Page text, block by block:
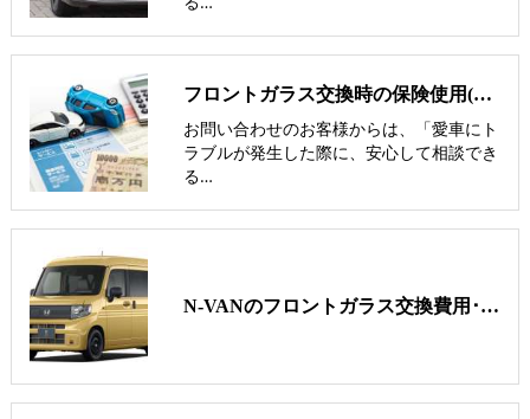
フロントガラス交換時の保険使用(保険修理と実費修理の見極め)
お問い合わせのお客様からは、「愛車にト
ラブルが発生した際に、安心して相談でき
る…
N-VANのフロントガラス交換費用･飛び石修理費用･低価格ガラス紹介